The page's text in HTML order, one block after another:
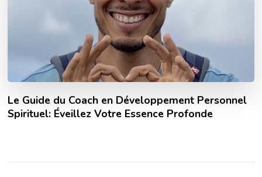
Le Guide du Coach en Développement Personnel
Spirituel: Éveillez Votre Essence Profonde